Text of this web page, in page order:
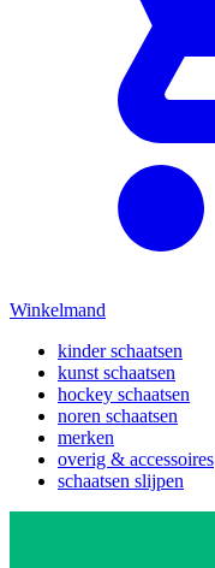
Winkelmand
kinder schaatsen
kunst schaatsen
hockey schaatsen
noren schaatsen
merken
overig & accessoires
schaatsen slijpen